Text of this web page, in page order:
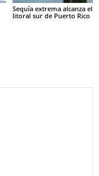
Sequía extrema alcanza el
litoral sur de Puerto Rico